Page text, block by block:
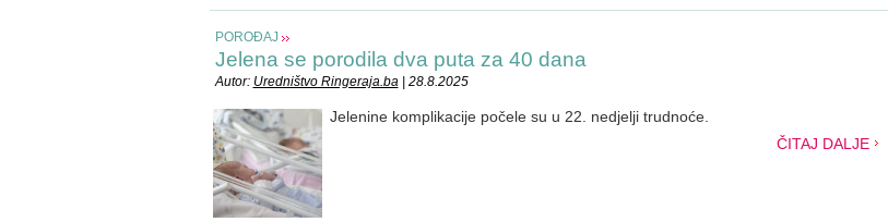
POROĐAJ
Jelena se porodila dva puta za 40 dana
Autor: Uredništvo Ringeraja.ba| 28.8.2025
Jelenine komplikacije počele su u 22. nedjelji trudnoće.
ČITAJ DALJE